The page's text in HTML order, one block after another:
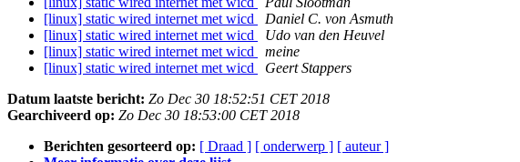
[linux] static wired internet met wicd
Daniel C. von Asmuth
[linux] static wired internet met wicd
Udo van den Heuvel
[linux] static wired internet met wicd
meine
[linux] static wired internet met wicd
Geert Stappers
Datum laatste bericht: Zo Dec 30 18:52:51 CET 2018
Gearchiveerd op: Zo Dec 30 18:53:00 CET 2018
Berichten gesorteerd op: [ Draad ] [ onderwerp ] [ auteur ]